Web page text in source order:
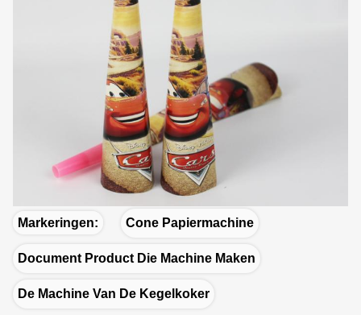
Markeringen: Cone Papiermachine
Document Product Die Machine Maken
De Machine Van De Kegelkoker